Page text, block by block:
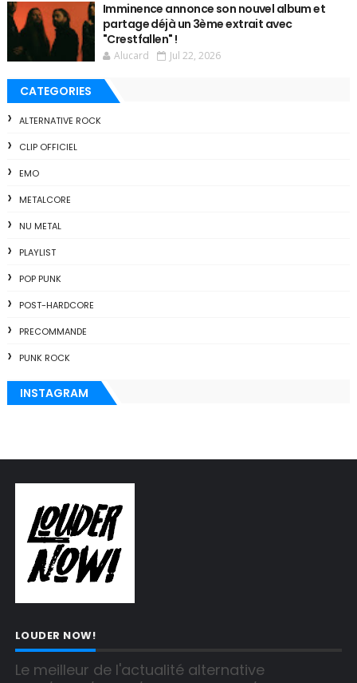
Imminence annonce son nouvel album et
partage déjà un 3ème extrait avec
"Crestfallen" !
Alucard Jul 22, 2026
CATEGORIES
ALTERNATIVE ROCK
CLIP OFFICIEL
EMO
METALCORE
NU METAL
PLAYLIST
POP PUNK
POST-HARDCORE
PRECOMMANDE
PUNK ROCK
INSTAGRAM
LOUDER NOW!
Le meilleur de l'actualité alternative